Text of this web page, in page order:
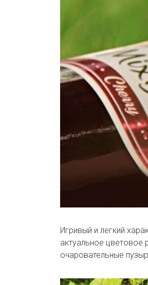
Игривый и легкий
актуальное цветовое
очаровательные